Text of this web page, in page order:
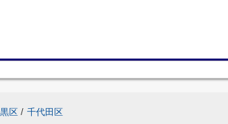
区 / 千代田区